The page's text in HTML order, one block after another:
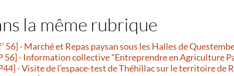
la même rubrique
56] - Marché et Repas paysan sous les Halles de
56] - Information collective "Entreprendre en Agriculture
- Visite de l’espace-test de Théhillac sur le territoire de